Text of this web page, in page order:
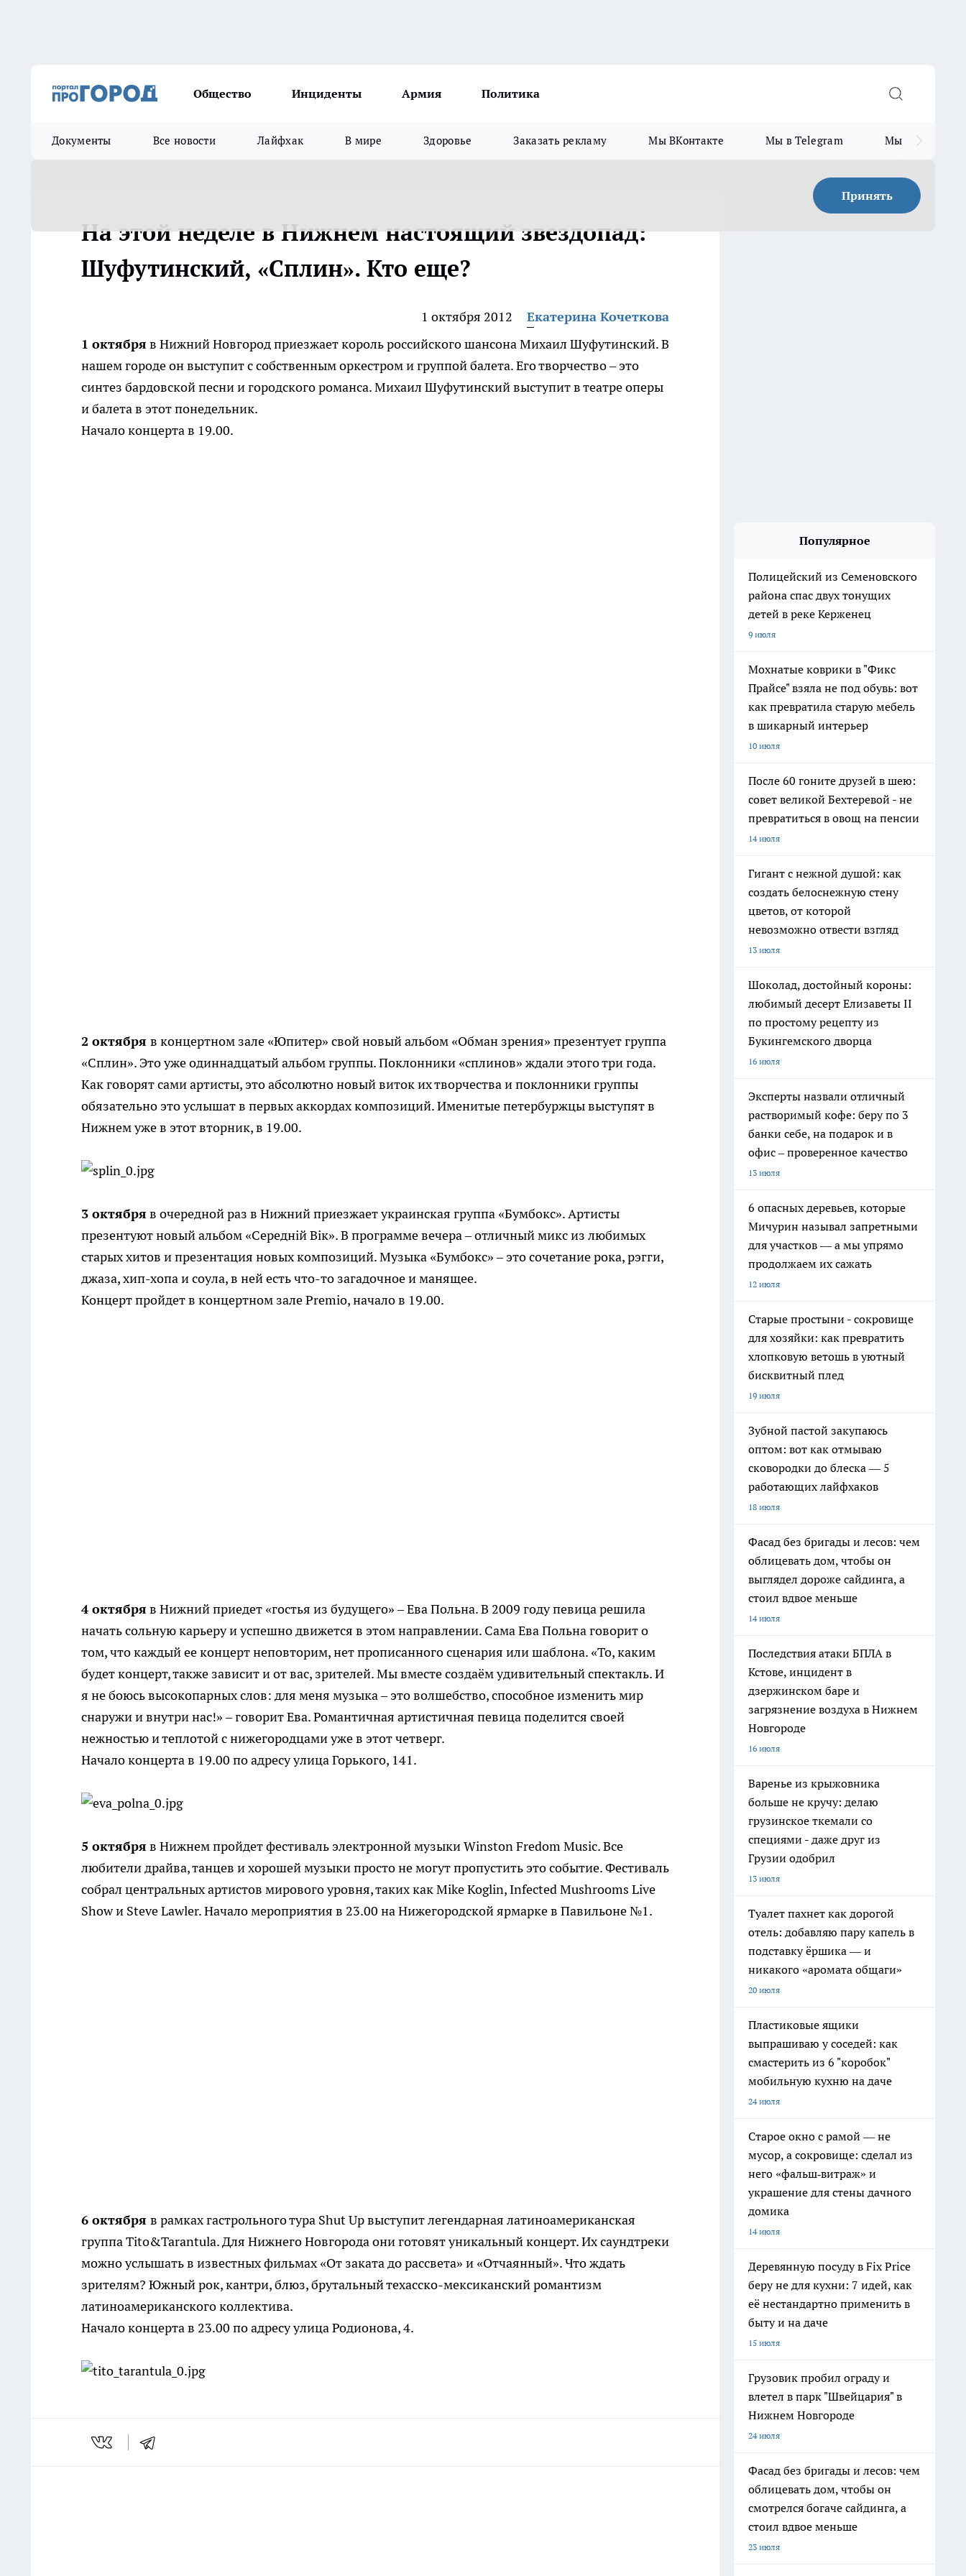
Общество Инциденты Армия Политика
Документы Все новости Лайфхак В мире Здоровье Заказать рекламу Мы ВКонтакте Мы в Telegram Мы в MAX
Принять
На этой неделе в Нижнем настоящий звездопад:
Шуфутинский, «Сплин». Кто еще?
1 октября 2012
Екатерина Кочеткова
1 октября в Нижний Новгород приезжает король российского шансона Михаил Шуфутинский. В
нашем городе он выступит с собственным оркестром и группой балета. Его творчество – это
синтез бардовской песни и городского романса. Михаил Шуфутинский выступит в театре оперы
и балета в этот понедельник.
Начало концерта в 19.00.
2 октября в концертном зале «Юпитер» свой новый альбом «Обман зрения» презентует группа
«Сплин». Это уже одиннадцатый альбом группы. Поклонники «сплинов» ждали этого три года.
Как говорят сами артисты, это абсолютно новый виток их творчества и поклонники группы
обязательно это услышат в первых аккордах композиций. Именитые петербуржцы выступят в
Нижнем уже в этот вторник, в 19.00.
3 октября в очередной раз в Нижний приезжает украинская группа «Бумбокс». Артисты
презентуют новый альбом «Cереднiй Вiк». В программе вечера – отличный микс из любимых
старых хитов и презентация новых композиций. Музыка «Бумбокс» – это сочетание рока, рэгги,
джаза, хип-хопа и соула, в ней есть что-то загадочное и манящее.
Концерт пройдет в концертном зале Premio, начало в 19.00.
4 октября в Нижний приедет «гостья из будущего» – Ева Польна. В 2009 году певица решила
начать сольную карьеру и успешно движется в этом направлении. Сама Ева Польна говорит о
том, что каждый ее концерт неповторим, нет прописанного сценария или шаблона. «То, каким
будет концерт, также зависит и от вас, зрителей. Мы вместе создаём удивительный спектакль. И
я не боюсь высокопарных слов: для меня музыка – это волшебство, способное изменить мир
снаружи и внутри нас!» – говорит Ева. Романтичная артистичная певица поделится своей
нежностью и теплотой с нижегородцами уже в этот четверг.
Начало концерта в 19.00 по адресу улица Горького, 141.
5 октября в Нижнем пройдет фестиваль электронной музыки Winston Fredom Music. Все
любители драйва, танцев и хорошей музыки просто не могут пропустить это событие. Фестиваль
собрал центральных артистов мирового уровня, таких как Mike Koglin, Infected Mushrooms Live
Show и Steve Lawler. Начало мероприятия в 23.00 на Нижегородской ярмарке в Павильоне №1.
6 октября в рамках гастрольного тура Shut Up выступит легендарная латиноамериканская
группа Tito&Tarantula. Для Нижнего Новгорода они готовят уникальный концерт. Их саундтреки
можно услышать в известных фильмах «От заката до рассвета» и «Отчаянный». Что ждать
зрителям? Южный рок, кантри, блюз, брутальный техасско-мексиканский романтизм
латиноамериканского коллектива.
Начало концерта в 23.00 по адресу улица Родионова, 4.
Популярное
Полицейский из Семеновского
района спас двух тонущих
детей в реке Керженец
9 июля
Мохнатые коврики в "Фикс
Прайсе" взяла не под обувь: вот
как превратила старую мебель
в шикарный интерьер
10 июля
После 60 гоните друзей в шею:
совет великой Бехтеревой - не
превратиться в овощ на пенсии
14 июля
Гигант с нежной душой: как
создать белоснежную стену
цветов, от которой
невозможно отвести взгляд
13 июля
Шоколад, достойный короны:
любимый десерт Елизаветы II
по простому рецепту из
Букингемского дворца
16 июля
Эксперты назвали отличный
растворимый кофе: беру по 3
банки себе, на подарок и в
офис – проверенное качество
13 июля
6 опасных деревьев, которые
Мичурин называл запретными
для участков — а мы упрямо
продолжаем их сажать
12 июля
Старые простыни - сокровище
для хозяйки: как превратить
хлопковую ветошь в уютный
бисквитный плед
19 июля
Зубной пастой закупаюсь
оптом: вот как отмываю
сковородки до блеска — 5
работающих лайфхаков
18 июля
Фасад без бригады и лесов: чем
облицевать дом, чтобы он
выглядел дороже сайдинга, а
стоил вдвое меньше
14 июля
Последствия атаки БПЛА в
Кстове, инцидент в
дзержинском баре и
загрязнение воздуха в Нижнем
Новгороде
16 июля
Варенье из крыжовника
больше не кручу: делаю
грузинское ткемали со
специями - даже друг из
Грузии одобрил
13 июля
Туалет пахнет как дорогой
отель: добавляю пару капель в
подставку ёршика — и
никакого «аромата общаги»
20 июля
Пластиковые ящики
выпрашиваю у соседей: как
смастерить из 6 "коробок"
мобильную кухню на даче
24 июля
Старое окно с рамой — не
мусор, а сокровище: сделал из
него «фальш‑витраж» и
украшение для стены дачного
домика
14 июля
Деревянную посуду в Fix Price
беру не для кухни: 7 идей, как
её нестандартно применить в
быту и на даче
15 июля
Грузовик пробил ограду и
влетел в парк "Швейцария" в
Нижнем Новгороде
24 июля
Фасад без бригады и лесов: чем
облицевать дом, чтобы он
смотрелся богаче сайдинга, а
стоил вдвое меньше
23 июля